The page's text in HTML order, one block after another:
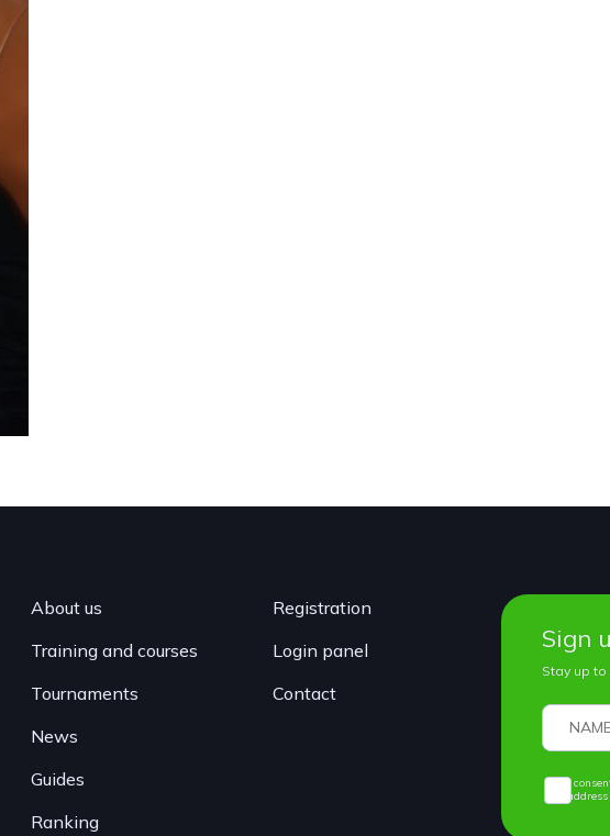
About us
Training and courses
Tournaments
News
Guides
Ranking
Registration
Login panel
Contact
Sign
Stay up
I